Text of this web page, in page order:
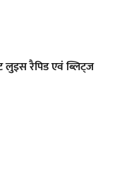
लुइस रैपिड एवं ब्लिट्ज